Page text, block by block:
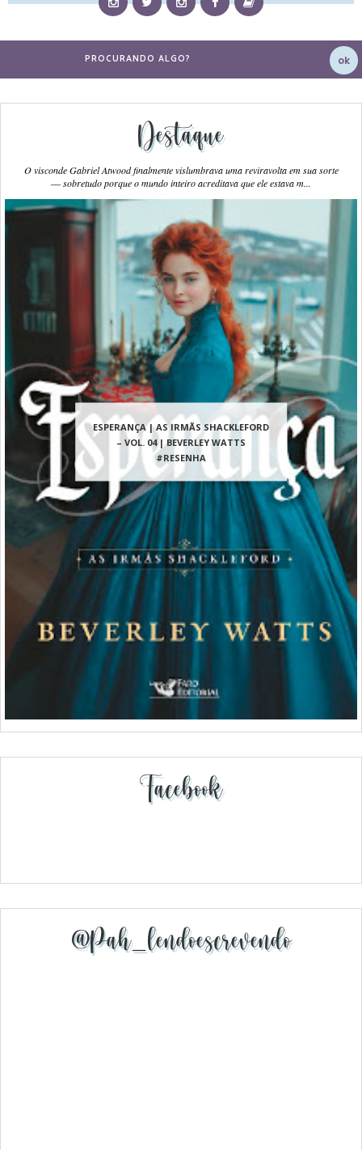
Destaque
ESPERANÇA | AS IRMÃS SHACKLEFORD
– VOL. 04 | BEVERLEY WATTS
#RESENHA
O visconde Gabriel Atwood finalmente vislumbrava uma reviravolta em sua sorte
― sobretudo porque o mundo inteiro acreditava que ele estava m...
Facebook
@pah_lendoescrevendo